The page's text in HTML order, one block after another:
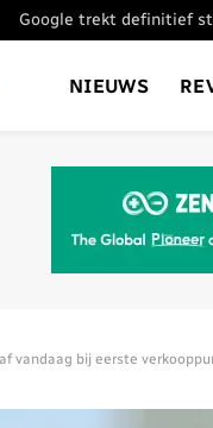
Google trekt definitief
NIEUWS
vandaag bij eerste